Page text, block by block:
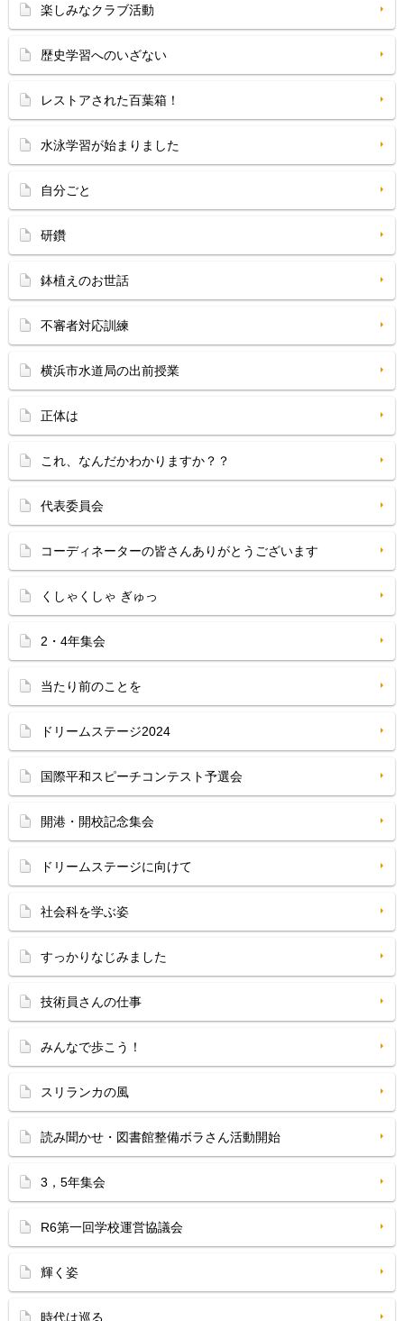
楽しみなクラブ活動
歴史学習へのいざない
レストアされた百葉箱！
水泳学習が始まりました
自分ごと
研鑽
鉢植えのお世話
不審者対応訓練
横浜市水道局の出前授業
正体は
これ、なんだかわかりますか？？
代表委員会
コーディネーターの皆さんありがとうございます
くしゃくしゃ ぎゅっ
2・4年集会
当たり前のことを
ドリームステージ2024
国際平和スピーチコンテスト予選会
開港・開校記念集会
ドリームステージに向けて
社会科を学ぶ姿
すっかりなじみました
技術員さんの仕事
みんなで歩こう！
スリランカの風
読み聞かせ・図書館整備ボラさん活動開始
3，5年集会
R6第一回学校運営協議会
輝く姿
時代は巡る